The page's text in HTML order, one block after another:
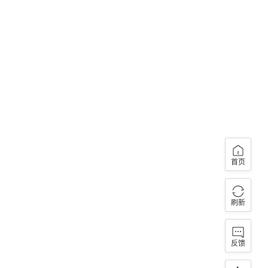
首页
刷新
反馈